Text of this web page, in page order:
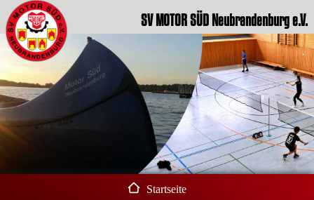
SV MOTOR SÜD Neubrandenburg e.V.
Startseite